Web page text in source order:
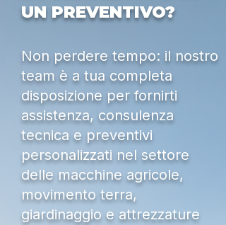
UN PREVENTIVO?
Non perdere tempo: il nostro
team è a tua completa
disposizione per fornirti
assistenza, consulenza
tecnica e preventivi
personalizzati nel settore
delle macchine agricole,
movimento terra,
giardinaggio e attrezzature